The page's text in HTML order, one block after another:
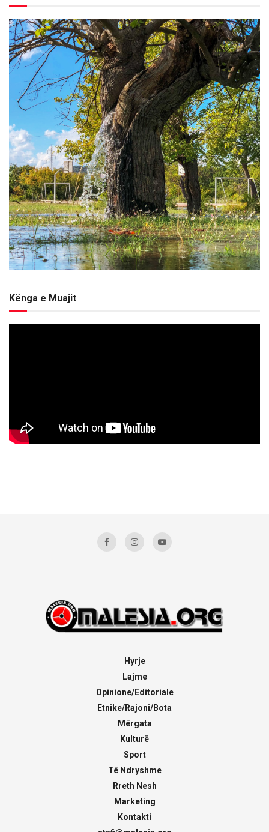
Kënga e Muajit
Hyrje
Lajme
Opinione/Editoriale
Etnike/Rajoni/Bota
Mërgata
Kulturë
Sport
Të Ndryshme
Rreth Nesh
Marketing
Kontakti